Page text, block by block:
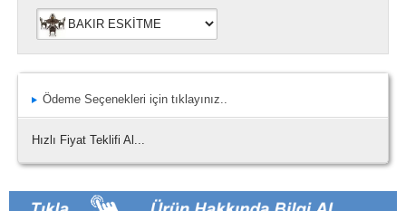
Ödeme Seçenekleri için tıklayınız..
Hızlı Fiyat Teklifi Al...